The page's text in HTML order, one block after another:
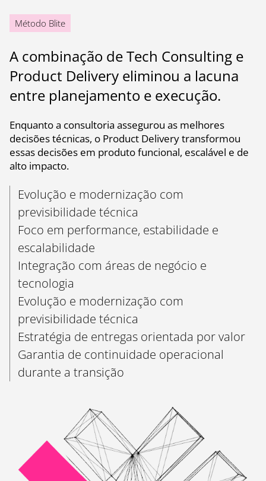
Método Blite
A combinação de Tech Consulting e
Product Delivery eliminou a lacuna
entre planejamento e execução.
Enquanto a consultoria assegurou as melhores
decisões técnicas, o Product Delivery transformou
essas decisões em produto funcional, escalável e de
alto impacto.
Evolução e modernização com
previsibilidade técnica
Foco em performance, estabilidade e
escalabilidade
Integração com áreas de negócio e
tecnologia
Evolução e modernização com
previsibilidade técnica
Estratégia de entregas orientada por valor
Garantia de continuidade operacional
durante a transição